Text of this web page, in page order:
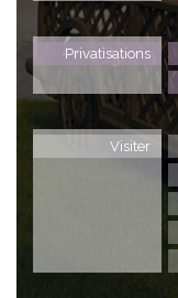
Privatisations
Visiter